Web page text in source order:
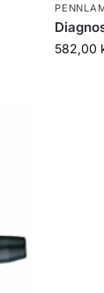
582,00